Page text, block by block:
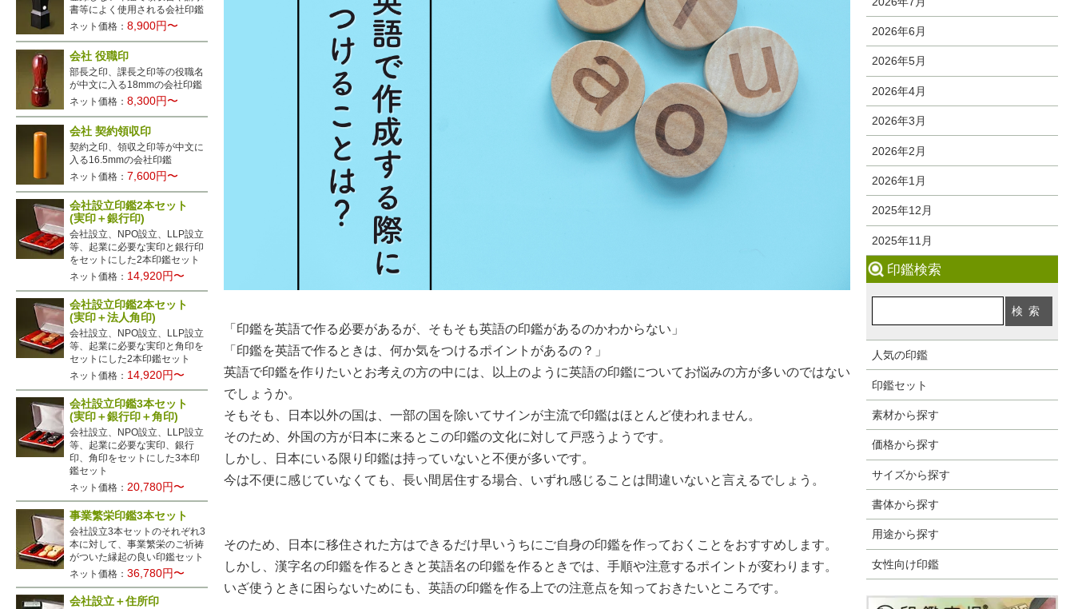
2026年6月
2026年5月
2026年4月
2026年3月
2026年2月
2026年1月
2025年12月
2025年11月
印鑑検索
人気の印鑑
印鑑セット
素材から探す
価格から探す
サイズから探す
書体から探す
用途から探す
女性向け印鑑
「印鑑を英語で作る必要があるが、そもそも英語の印鑑があるのかわからない」
「印鑑を英語で作るときは、何か気をつけるポイントがあるの？」
英語で印鑑を作りたいとお考えの方の中には、以上のように英語の印鑑についてお悩みの方が多いのではない
でしょうか。
そもそも、日本以外の国は、一部の国を除いてサインが主流で印鑑はほとんど使われません。
そのため、外国の方が日本に来るとこの印鑑の文化に対して戸惑うようです。
しかし、日本にいる限り印鑑は持っていないと不便が多いです。
今は不便に感じていなくても、長い間居住する場合、いずれ感じることは間違いないと言えるでしょう。
そのため、日本に移住された方はできるだけ早いうちにご自身の印鑑を作っておくことをおすすめします。
しかし、漢字名の印鑑を作るときと英語名の印鑑を作るときでは、手順や注意するポイントが変わります。
いざ使うときに困らないためにも、英語の印鑑を作る上での注意点を知っておきたいところです。
書等によく使用される会社印鑑
ネット価格：8,900円〜
会社 役職印
部長之印、課長之印等の役職名
が中文に入る18mmの会社印鑑
ネット価格：8,300円〜
会社 契約領収印
契約之印、領収之印等が中文に
入る16.5mmの会社印鑑
ネット価格：7,600円〜
会社設立印鑑2本セット
(実印＋銀行印)
会社設立、NPO設立、LLP設立
等、起業に必要な実印と銀行印
をセットにした2本印鑑セット
ネット価格： 14,920円〜
会社設立印鑑2本セット
(実印＋法人角印)
会社設立、NPO設立、LLP設立
等、起業に必要な実印と角印を
セットにした2本印鑑セット
ネット価格： 14,920円〜
会社設立印鑑3本セット
(実印＋銀行印＋角印)
会社設立、NPO設立、LLP設立
等、起業に必要な実印、銀行
印、角印をセットにした3本印
鑑セット
ネット価格：20,780円〜
事業繁栄印鑑3本セット
会社設立3本セットのそれぞれ3
本に対して、事業繁栄のご祈祷
がついた縁起の良い印鑑セット
ネット価格：36,780円〜
会社設立＋住所印